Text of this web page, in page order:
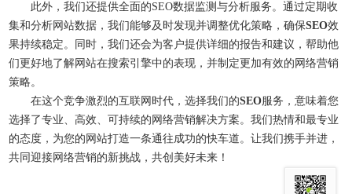
此外，我们还提供全面的SEO数据监测与分析服务。通过定期收
集和分析网站数据，我们能够及时发现并调整优化策略，确保SEO效
果持续稳定。同时，我们还会为客户提供详细的报告和建议，帮助他
们更好地了解网站在搜索引擎中的表现，并制定更加有效的网络营销
策略。
在这个竞争激烈的互联网时代，选择我们的SEO服务，意味着您
选择了专业、高效、可持续的网络营销解决方案。我们热情和最专业
的态度，为您的网站打造一条通往成功的快车道。让我们携手并进，
共同迎接网络营销的新挑战，共创美好未来！